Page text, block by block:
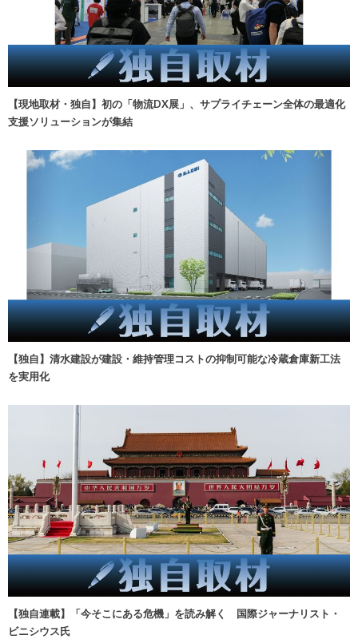
【現地取材・独自】初の「物流DX展」、サプライチェーン全体の最適化
支援ソリューションが集結
【独自】清水建設が建設・維持管理コストの抑制可能な冷蔵倉庫新工法
を実用化
【独自連載】「今そこにある危機」を読み解く 国際ジャーナリスト・
ビニシウス氏